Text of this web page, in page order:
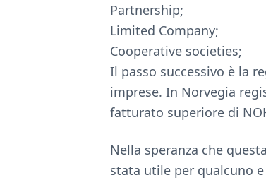
Partnership;
Limited Company;
Cooperative societies;
Il passo successivo è la
imprese. In Norvegia
fatturato superiore di
Nella speranza che
stata utile per qualcuno